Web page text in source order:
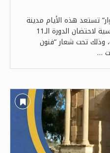
تستعد هذه الأيام مدينة
بوحجلة من ولاية القيروان التونسية لاحتضان الدورة الـ11
وذلك تحت شعار “فنون
…